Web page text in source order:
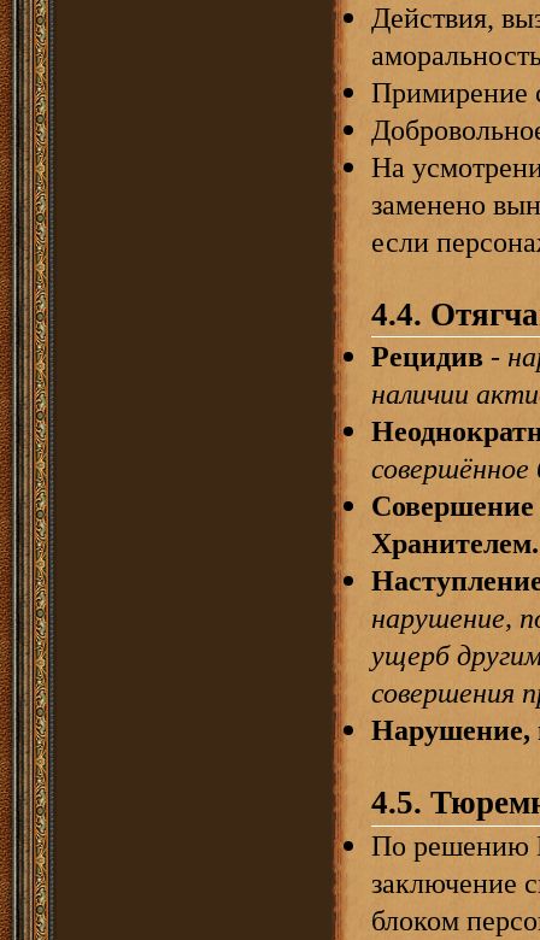
Действия,
Примирение
На
заменено
если
4.4.
Рецидив -
наличии
совершённое
Хранителем.
нарушение,
ущерб
совершения
Нарушение,
4.5.
По решению
заключение
блоком